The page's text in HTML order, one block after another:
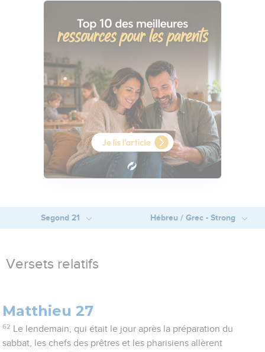
Segond 21 Hébreu / Grec - Strong
Versets relatifs
Matthieu 27
62
Le lendemain, qui était le jour après la préparation du
sabbat, les chefs des prêtres et les pharisiens allèrent